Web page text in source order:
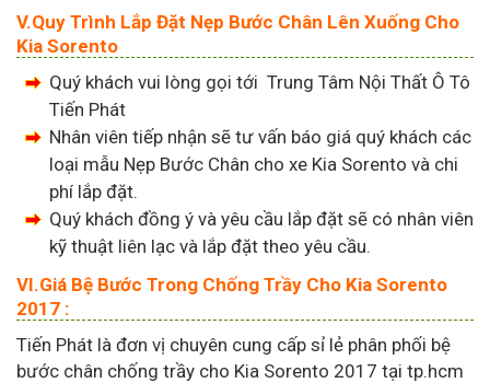
V.Quy Trình Lắp Đặt Nẹp Bước Chân Lên Xuống Cho
Kia Sorento
Quý khách vui lòng gọi tới Trung Tâm Nội Thất Ô Tô
Tiến Phát
Nhân viên tiếp nhận sẽ tư vấn báo giá quý khách các
loại mẫu Nẹp Bước Chân cho xe Kia Sorento và chi
phí lắp đặt.
Quý khách đồng ý và yêu cầu lắp đặt sẽ có nhân viên
kỹ thuật liên lạc và lắp đặt theo yêu cầu.
VI.Giá Bệ Bước Trong Chống Trầy Cho Kia Sorento
2017 :
Tiến Phát là đơn vị chuyên cung cấp sỉ lẻ phân phối bệ
bước chân chống trầy cho Kia Sorento 2017 tại tp.hcm